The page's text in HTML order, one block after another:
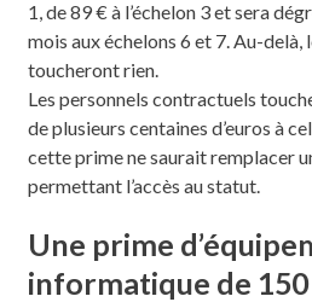
1, de 89 € à l’échelon 3 et sera
mois aux échelons 6 et 7. Au-delà,
toucheront rien.
Les personnels contractuels
de plusieurs centaines d’euros à
cette prime ne saurait remplacer
permettant l’accès au statut.
Une prime
informatique de